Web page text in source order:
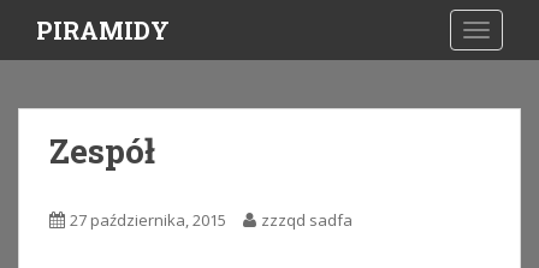
i
PIRAMIDY
Zespół
27 października, 2015 zzzqd sadfa